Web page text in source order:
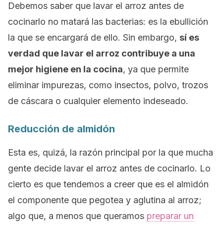
Debemos saber que lavar el arroz antes de
cocinarlo no matará las bacterias: es la ebullición
la que se encargará de ello. Sin embargo, sí es
verdad que lavar el arroz contribuye a una
mejor higiene en la cocina, ya que permite
eliminar impurezas, como insectos, polvo, trozos
de cáscara o cualquier elemento indeseado.
Reducción de almidón
Esta es, quizá, la razón principal por la que mucha
gente decide lavar el arroz antes de cocinarlo. Lo
cierto es que tendemos a creer que es el almidón
el componente que pegotea y aglutina al arroz;
algo que, a menos que queramos preparar un